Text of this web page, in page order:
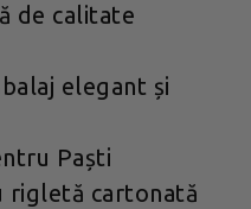
de calitate
elegant și
Paști
rigletă cartonată